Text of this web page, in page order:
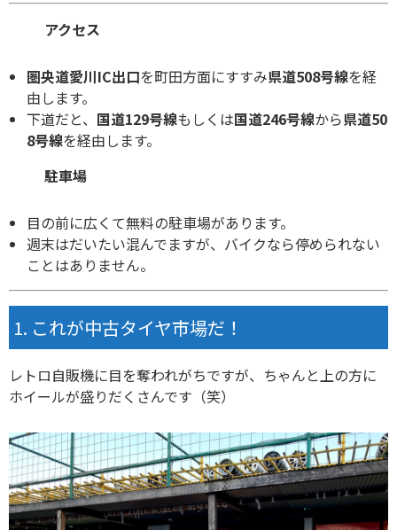
アクセス
圏央道愛川IC出口を町田方面にすすみ県道508号線を経
由します。
下道だと、 国道129号線もしくは国道246号線から県道50
8号線を経由します。
駐車場
目の前に広くて無料の駐車場があります。
週末はだいたい混んでますが、バイクなら停められない
ことはありません。
これが中古タイヤ市場だ！
レトロ自販機に目を奪われがちですが、ちゃんと上の方に
ホイールが盛りだくさんです（笑）